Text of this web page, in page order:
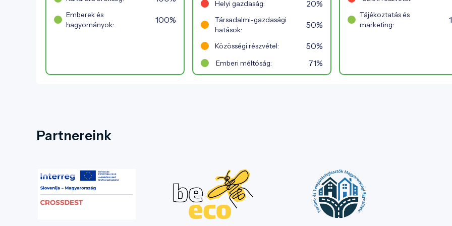
Emberek és
hagyományok:
100%
Helyi gazdaság: 20%
Társadalmi-gazdasági
hatások:
50%
Közösségi részvétel: 50%
Emberi méltóság: 71%
Tájékoztatás és
marketing:
Partnereink